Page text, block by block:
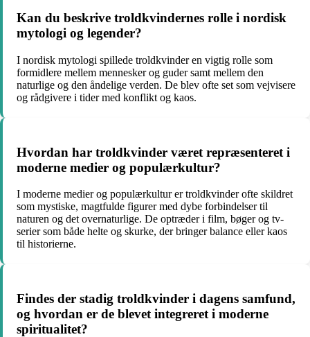
Kan du beskrive troldkvindernes rolle i nordisk
mytologi og legender?
I nordisk mytologi spillede troldkvinder en vigtig rolle som
formidlere mellem mennesker og guder samt mellem den
naturlige og den åndelige verden. De blev ofte set som vejvisere
og rådgivere i tider med konflikt og kaos.
Hvordan har troldkvinder været repræsenteret i
moderne medier og populærkultur?
I moderne medier og populærkultur er troldkvinder ofte skildret
som mystiske, magtfulde figurer med dybe forbindelser til
naturen og det overnaturlige. De optræder i film, bøger og tv-
serier som både helte og skurke, der bringer balance eller kaos
til historierne.
Findes der stadig troldkvinder i dagens samfund,
og hvordan er de blevet integreret i moderne
spiritualitet?